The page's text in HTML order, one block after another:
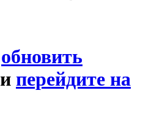
обновить
перейдите на